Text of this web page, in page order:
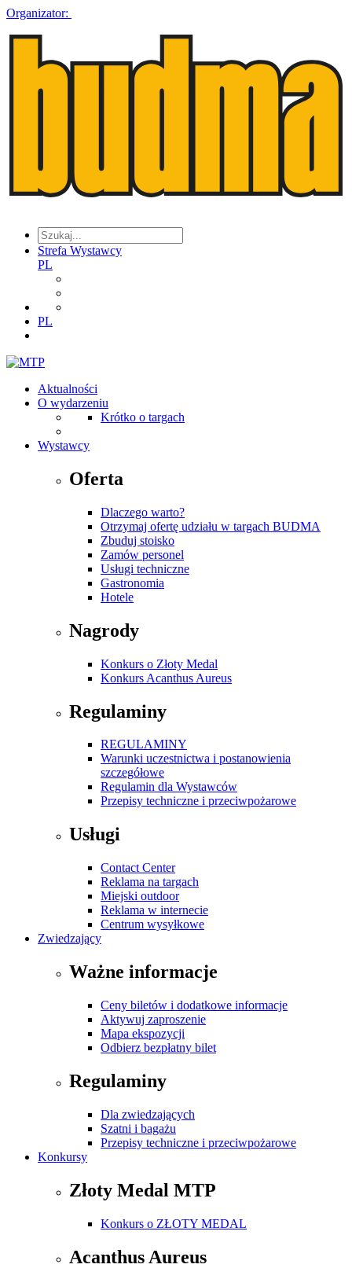
Organizator:
Strefa Wystawcy
PL
PL
Aktualności
O wydarzeniu
Krótko o targach
Wystawcy
Oferta
Dlaczego warto?
Otrzymaj ofertę udziału w targach BUDMA
Zbuduj stoisko
Zamów personel
Usługi techniczne
Gastronomia
Hotele
Nagrody
Konkurs o Złoty Medal
Konkurs Acanthus Aureus
Regulaminy
REGULAMINY
Warunki uczestnictwa i postanowienia
szczegółowe
Regulamin dla Wystawców
Przepisy techniczne i przeciwpożarowe
Usługi
Contact Center
Reklama na targach
Miejski outdoor
Reklama w internecie
Centrum wysyłkowe
Zwiedzający
Ważne informacje
Ceny biletów i dodatkowe informacje
Aktywuj zaproszenie
Mapa ekspozycji
Odbierz bezpłatny bilet
Regulaminy
Dla zwiedzających
Szatni i bagażu
Przepisy techniczne i przeciwpożarowe
Konkursy
Złoty Medal MTP
Konkurs o ZŁOTY MEDAL
Acanthus Aureus